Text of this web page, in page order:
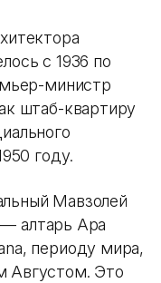
с 1936 по
министр
штаб-квартиру
году.
Мавзолей
алтарь Ара
периоду мира,
Августом. Это